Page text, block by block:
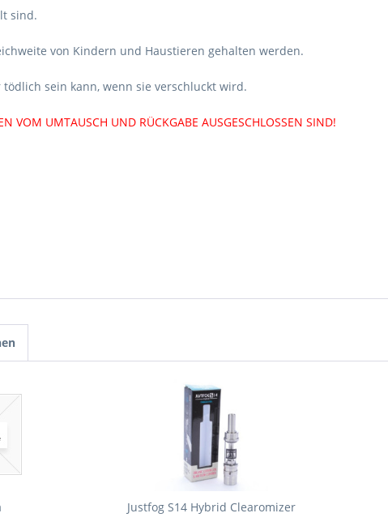
sind.
von Kindern und Haustieren gehalten werden.
sein kann, wenn sie verschluckt wird.
VOM UMTAUSCH UND RÜCKGABE AUSGESCHLOSSEN SIND!
Justfog S14 Hybrid Clearomizer